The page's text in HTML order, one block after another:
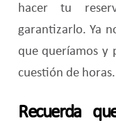
hacer tu
garantizarlo. Ya
que queríamos y
cuestión de horas.
Recuerda